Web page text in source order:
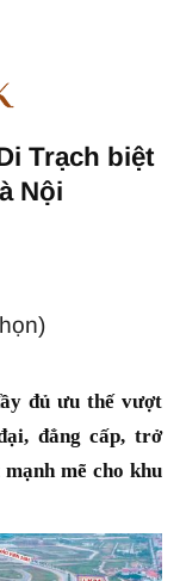
Trạch biệt
Nội
đủ ưu thế vượt
đẳng cấp, trở
mẽ cho khu